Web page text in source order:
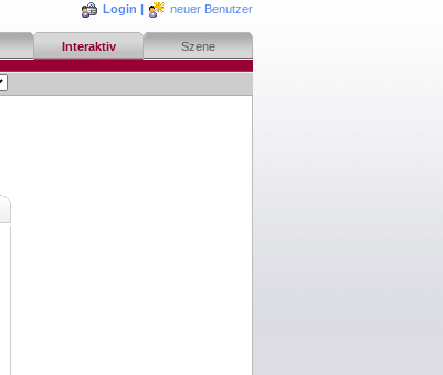
Login | neuer Benutzer
Interaktiv Szene